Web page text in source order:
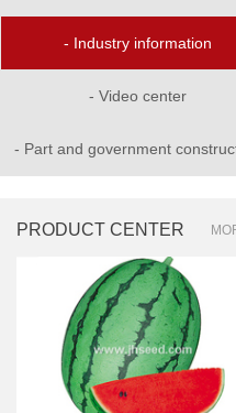
- Industry information
- Video center
- Part and government
PRODUCT CENTER